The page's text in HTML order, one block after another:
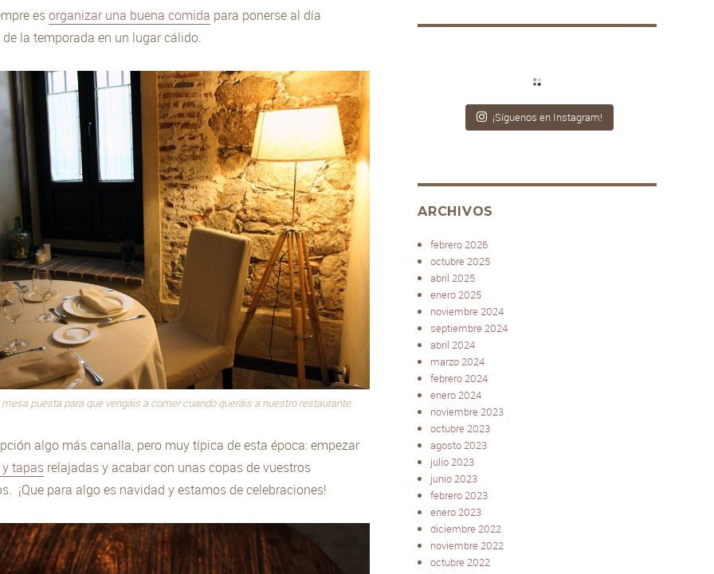
esorganizar una buena comida para ponerse al día
la temporada en un lugar cálido.
puesta para que vengáis a comer cuando queráis a nuestro restaurante.
algo más canalla, pero muy típica de esta época: empezar
tapas relajadas y acabar con unas copas de vuestros
¡Que para algo es navidad y estamos de celebraciones!
¡Síguenos en Instagram!
ARCHIVOS
febrero 2026
octubre 2025
abril 2025
enero 2025
noviembre 2024
septiembre 2024
abril 2024
marzo 2024
febrero 2024
enero 2024
noviembre 2023
octubre 2023
agosto 2023
julio 2023
junio 2023
febrero 2023
enero 2023
diciembre 2022
noviembre 2022
octubre 2022